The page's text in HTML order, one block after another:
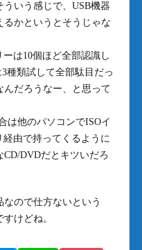
いう感じで、USB機器
るかというとそうじゃな
は10個ほど全部認識し
種類試して全部駄目だっ
んだろうなー、と思って
は他のパソコンでISOイ
経由で持ってくるように
DVDだとキツいだろ
ので仕方ないという
けどね。